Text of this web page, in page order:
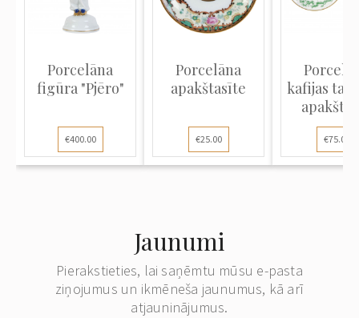
Porcelāna
figūra "Pjēro"
€400.00
Porcelāna
apakštasīte
€25.00
kafijas
€75.00
Jaunumi
Pierakstieties, lai saņēmtu mūsu e-pasta
ziņojumus un ikmēneša jaunumus, kā arī
atjauninājumus.